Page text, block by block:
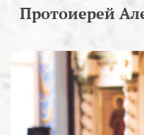
Протоиерей